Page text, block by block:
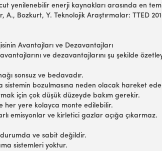
yenilenebilir enerji kaynakları arasında en
A., Bozkurt, Y. Teknolojik Araştırmalar: TTED
Avantajları ve Dezavantajları
ve dezavantajlarını şu şekilde
sonsuz ve bedavadır.
sistemin bozulmasına neden olacak hareket
için çok düşük düzeyde bakım gerekir.
her yere kolayca monte edilebilir.
emisyonlar ve kirletici gazlar açığa çıkarmaz.
durumda ve sabit değildir.
sistemleri yoktur.